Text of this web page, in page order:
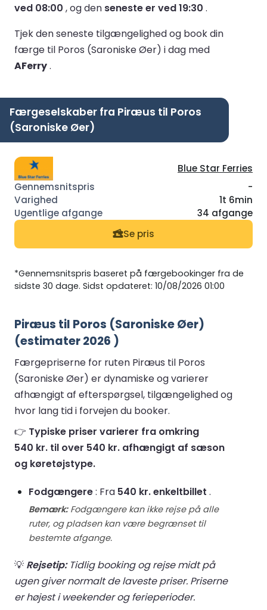
ved 08:00 , og den seneste er ved 19:30 .
Tjek den seneste tilgængelighed og book din
færge til Poros (Saroniske Øer) i dag med
AFerry.
Færgeselskaber fra Piræus til Poros
(Saroniske Øer)
Blue Star Ferries
-
1t 6min
34 afgange
Se pris
*Gennemsnitspris baseret på færgebookinger fra de
sidste 30 dage. Sidst opdateret: 10/08/2026 01:00
Piræus til Poros (Saroniske Øer)
(estimater 2026 )
Færgepriserne for ruten Piræus til Poros
(Saroniske Øer) er dynamiske og varierer
afhængigt af efterspørgsel, tilgængelighed og
hvor lang tid i forvejen du booker.
👉 Typiske priser varierer fra omkring
540 kr. til over 540 kr. afhængigt af sæson
og køretøjstype.
Fodgængere: Fra 540 kr. enkeltbillet .
Bemærk:Fodgængere kan ikke rejse på alle
ruter, og pladsen kan være begrænset til
bestemte afgange.
💡 Rejsetip:Tidlig booking og rejse midt på
ugen giver normalt de laveste priser. Priserne
er højest i weekender og ferieperioder.